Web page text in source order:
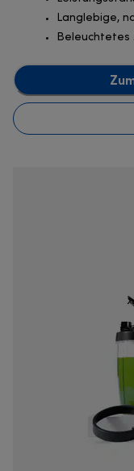
Langlebige,
Beleuchtetes